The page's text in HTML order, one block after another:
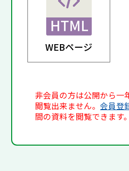
WEBページ
非会員の方は公開から一
閲覧出来ません。会員登
間の資料を閲覧できます。